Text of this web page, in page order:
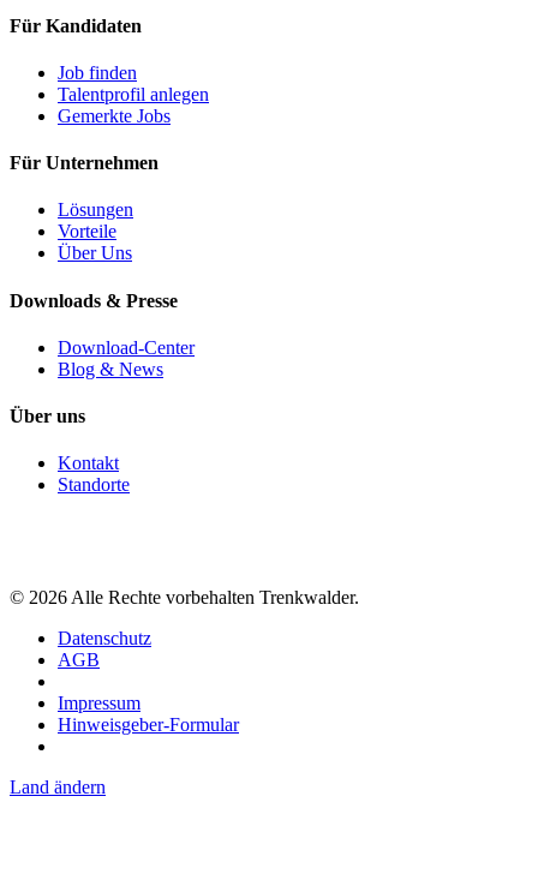
Für Kandidaten
Job finden
Talentprofil anlegen
Gemerkte Jobs
Für Unternehmen
Lösungen
Vorteile
Über Uns
Downloads & Presse
Download-Center
Blog & News
Über uns
Kontakt
Standorte
© 2026 Alle Rechte vorbehalten Trenkwalder.
Datenschutz
AGB
Impressum
Hinweisgeber-Formular
Land ändern